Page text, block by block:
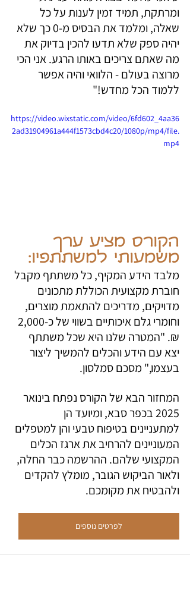
ומרתקת, תמיד זמין לענות על כל
שאלה, ומלמד את הבסיס מ-0 כך שלא
יהיה ספק שלא תדעו להכין בדיוק את
מה שאתם צריכים באותו הרגע. אני הכי
מרוצה בעולם - הלוואי והיה אפשר
ללמוד הכל מחדש!"
https://video.wixstatic.com/video/6fd602_4aa36
2ad31904961a444f1573cbd4c20/1080p/mp4/file.
mp4
הקורס מציע ערך
משמעותי למשתתפיו:
מלבד הידע המקיף, כל משתתף מקבל
חוברת מקצועית הכוללת מתכונים
מדויקים, מדריכים להתאמת מוצרים,
₪. "המטרה שלנו היא שכל משתתף
יצא עם הידע והכלים להמשיך ליצור
בעצמו," מסכם סמלסון.
המחזור הבא של הקורס נפתח בינואר
2025 בכפר סבא, ומיועד הן
למתעניינים בטיפוח טבעי והן למטפלים
המעוניינים להרחיב את ארגז הכלים
המקצועי שלהם. ההרשמה כבר החלה,
ולאור הביקוש הגובר, מומלץ להקדים
ולהבטיח את מקומכם.
לפרטים נוספים